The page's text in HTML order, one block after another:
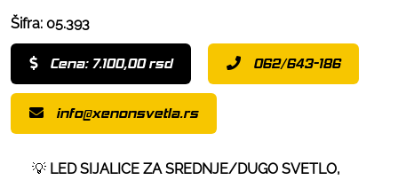
Šifra: 05.393
Cena: 7.100,00 rsd 062/643-186
info@xenonsvetla.rs
💡 LED SIJALICE ZA SREDNJE/DUGO SVETLO,